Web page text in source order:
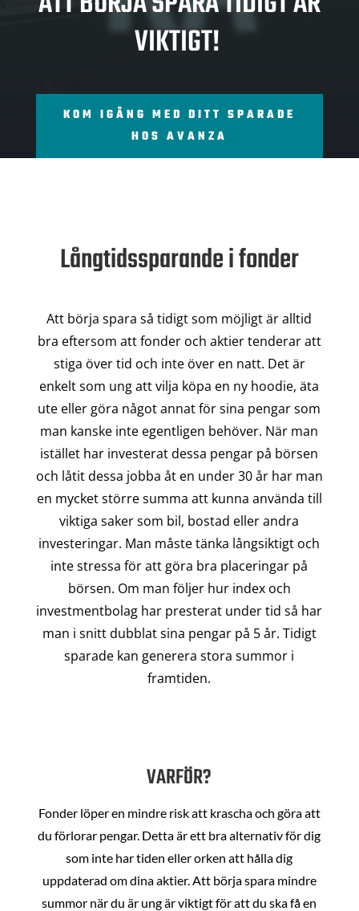
VIKTIGT!
KOM IGÅNG MED DITT SPARADE
HOS AVANZA
Långtidssparande i fonder
Att börja spara så tidigt som möjligt är alltid
bra eftersom att fonder och aktier tenderar att
stiga över tid och inte över en natt. Det är
enkelt som ung att vilja köpa en ny hoodie, äta
ute eller göra något annat för sina pengar som
man kanske inte egentligen behöver. När man
istället har investerat dessa pengar på börsen
och låtit dessa jobba åt en under 30 år har man
en mycket större summa att kunna använda till
viktiga saker som bil, bostad eller andra
investeringar. Man måste tänka långsiktigt och
inte stressa för att göra bra placeringar på
börsen. Om man följer hur index och
investmentbolag har presterat under tid så har
man i snitt dubblat sina pengar på 5 år. Tidigt
sparade kan generera stora summor i
framtiden.
VARFÖR?
Fonder löper en mindre risk att krascha och göra att
du förlorar pengar. Detta är ett bra alternativ för dig
som inte har tiden eller orken att hålla dig
uppdaterad om dina aktier. Att börja spara mindre
summor när du är ung är viktigt för att du ska få en